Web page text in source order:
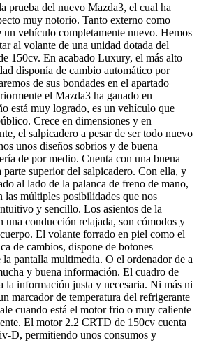
prueba del nuevo Mazda3, el cual ha
muy notorio. Tanto externo como
un vehículo completamente nuevo. Hemos
al volante de una unidad dotada del
150cv. En acabado Luxury, el más alto
disponía de cambio automático por
de sus bondades en el apartado
el Mazda3 ha ganado en
está muy logrado, es un vehículo que
Crece en dimensiones y en
el salpicadero a pesar de ser todo nuevo
unos diseños sobrios y de buena
de por medio. Cuenta con una buena
superior del salpicadero. Con ella, y
al lado de la palanca de freno de mano,
las múltiples posibilidades que nos
y sencillo. Los asientos de la
una conducción relajada, son cómodos y
El volante forrado en piel como el
de cambios, dispone de botones
la pantalla multimedia. O el ordenador de a
y buena información. El cuadro de
la información justa y necesaria. Ni más ni
marcador de temperatura del refrigerante
cuando está el motor frio o muy caliente
El motor 2.2 CRTD de 150cv cuenta
D, permitiendo unos consumos y